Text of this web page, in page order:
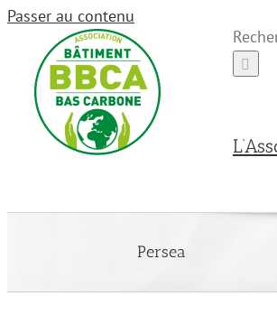
Passer au contenu
Persea